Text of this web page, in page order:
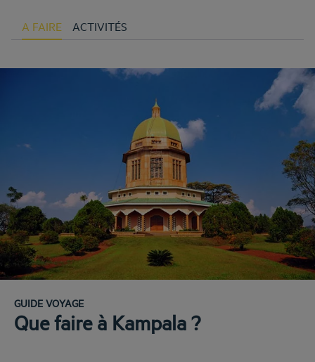
A FAIRE ACTIVITÉS
GUIDE VOYAGE
Que faire à Kampala ?